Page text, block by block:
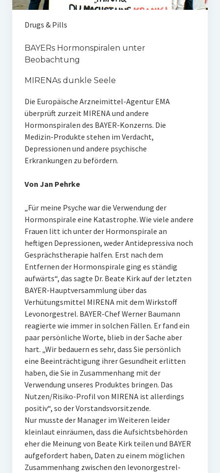
Drugs & Pills
BAYERs Hormonspiralen unter
Beobachtung
MIRENAs dunkle Seele
Die Europäische Arzneimittel-Agentur EMA
überprüft zurzeit MIRENA und andere
Hormonspiralen des BAYER-Konzerns. Die
Medizin-Produkte stehen im Verdacht,
Depressionen und andere psychische
Erkrankungen zu befördern.
Von Jan Pehrke
„Für meine Psyche war die Verwendung der
Hormonspirale eine Katastrophe. Wie viele andere
Frauen litt ich unter der Hormonspirale an
heftigen Depressionen, weder Antidepressiva noch
Gesprächstherapie halfen. Erst nach dem
Entfernen der Hormonspirale ging es ständig
aufwärts“, das sagte Dr. Beate Kirk auf der letzten
BAYER-Hauptversammlung über das
Verhütungsmittel MIRENA mit dem Wirkstoff
Levonorgestrel. BAYER-Chef Werner Baumann
reagierte wie immer in solchen Fällen. Er fand ein
paar persönliche Worte, blieb in der Sache aber
hart. „Wir bedauern es sehr, dass Sie persönlich
eine Beeinträchtigung ihrer Gesundheit erlitten
haben, die Sie in Zusammenhang mit der
Verwendung unseres Produktes bringen. Das
Nutzen/Risiko-Profil von MIRENA ist allerdings
positiv“, so der Vorstandsvorsitzende.
Nur musste der Manager im Weiteren leider
kleinlaut einräumen, dass die Aufsichtsbehörden
eher die Meinung von Beate Kirk teilen und BAYER
aufgefordert haben, Daten zu einem möglichen
Zusammenhang zwischen den levonorgestrel-